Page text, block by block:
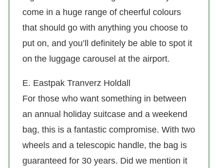
come in a huge range of cheerful colours
that should go with anything you choose to
put on, and you’ll definitely be able to spot it
on the luggage carousel at the airport.
E. Eastpak Tranverz Holdall
For those who want something in between
an annual holiday suitcase and a weekend
bag, this is a fantastic compromise. With two
wheels and a telescopic handle, the bag is
guaranteed for 30 years. Did we mention it